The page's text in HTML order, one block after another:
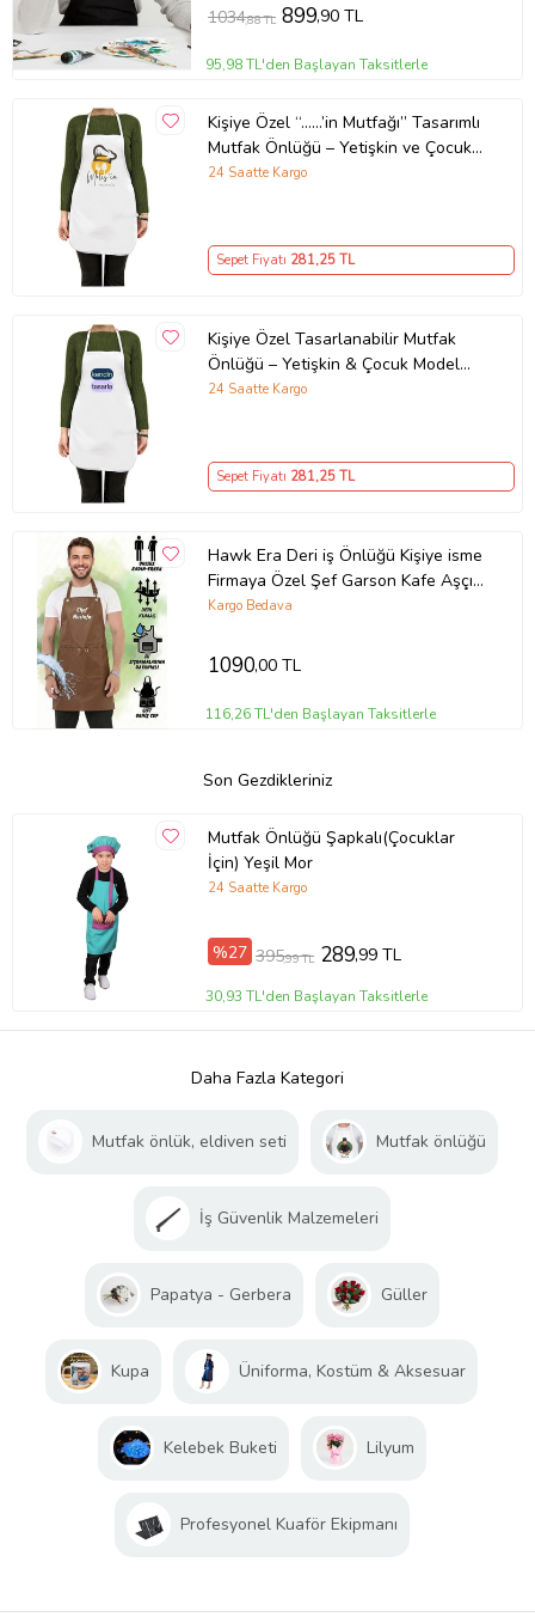
1034,88 TL 899,90 TL
95,98 TL'den Başlayan Taksitlerle
Kişiye Özel “……’in Mutfağı” Tasarımlı
Mutfak Önlüğü – Yetişkin ve Çocuk
Seçenekli
24 Saatte Kargo
Sepet Fiyatı 281,25 TL
Kişiye Özel Tasarlanabilir Mutfak
Önlüğü – Yetişkin & Çocuk Model
Seçenekleri
24 Saatte Kargo
Sepet Fiyatı 281,25 TL
Hawk Era Deri iş Önlüğü Kişiye isme
Firmaya Özel Şef Garson Kafe Aşçı
Mutfak Barista Kuaför
Kargo Bedava
1090,00 TL
116,26 TL'den Başlayan Taksitlerle
Son Gezdikleriniz
Mutfak Önlüğü Şapkalı(Çocuklar
İçin) Yeşil Mor
24 Saatte Kargo
%27 395,99 TL 289,99 TL
30,93 TL'den Başlayan Taksitlerle
Daha Fazla Kategori
Mutfak önlük, eldiven seti Mutfak önlüğü
İş Güvenlik Malzemeleri
Papatya - Gerbera Güller
Kupa Üniforma, Kostüm & Aksesuar
Kelebek Buketi Lilyum
Profesyonel Kuaför Ekipmanı